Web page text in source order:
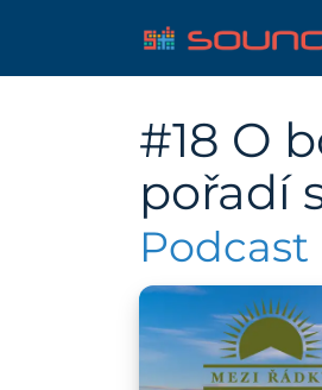
#18 O
pořadí
Podcast